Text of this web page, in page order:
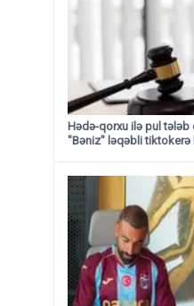
Hədə-qorxu ilə pul
"Bəniz" ləqəbli tiktokerə